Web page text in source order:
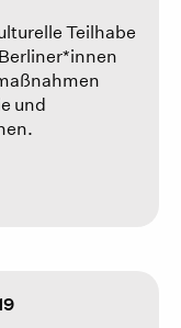
Teilhabe
und